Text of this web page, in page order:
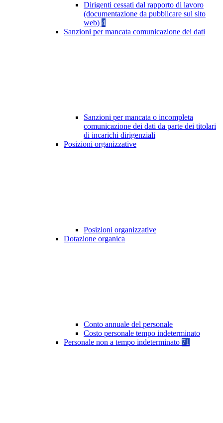
Dirigenti cessati dal rapporto di lavoro
(documentazione da pubblicare sul sito
web) 4
Sanzioni per mancata comunicazione dei dati
Sanzioni per mancata o incompleta
comunicazione dei dati da parte dei titolari
di incarichi dirigenziali
Posizioni organizzative
Posizioni organizzative
Dotazione organica
Conto annuale del personale
Costo personale tempo indeterminato
Personale non a tempo indeterminato 71